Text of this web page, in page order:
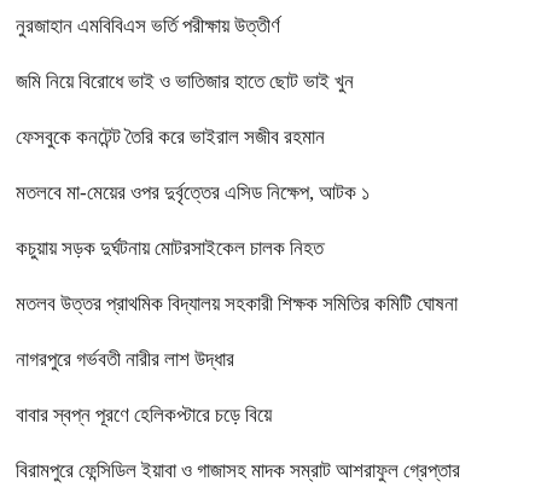
নুরজাহান এমবিবিএস ভর্তি পরীক্ষায় উত্তীর্ণ
জমি নিয়ে বিরোধে ভাই ও ভাতিজার হাতে ছোট ভাই খুন
ফেসবুকে কনটেন্ট তৈরি করে ভাইরাল সজীব রহমান
মতলবে মা-মেয়ের ওপর দুর্বৃত্তের এসিড নিক্ষেপ, আটক ১
কচুয়ায় সড়ক দুর্ঘটনায় মোটরসাইকেল চালক নিহত
মতলব উত্তর প্রাথমিক বিদ্যালয় সহকারী শিক্ষক সমিতির কমিটি ঘোষনা
নাগরপুরে গর্ভবতী নারীর লাশ উদ্ধার
বাবার স্বপ্ন পূরণে হেলিকপ্টারে চড়ে বিয়ে
বিরামপুরে ফেন্সিডিল ইয়াবা ও গাজাসহ মাদক সম্রাট আশরাফুল গ্রেপ্তার